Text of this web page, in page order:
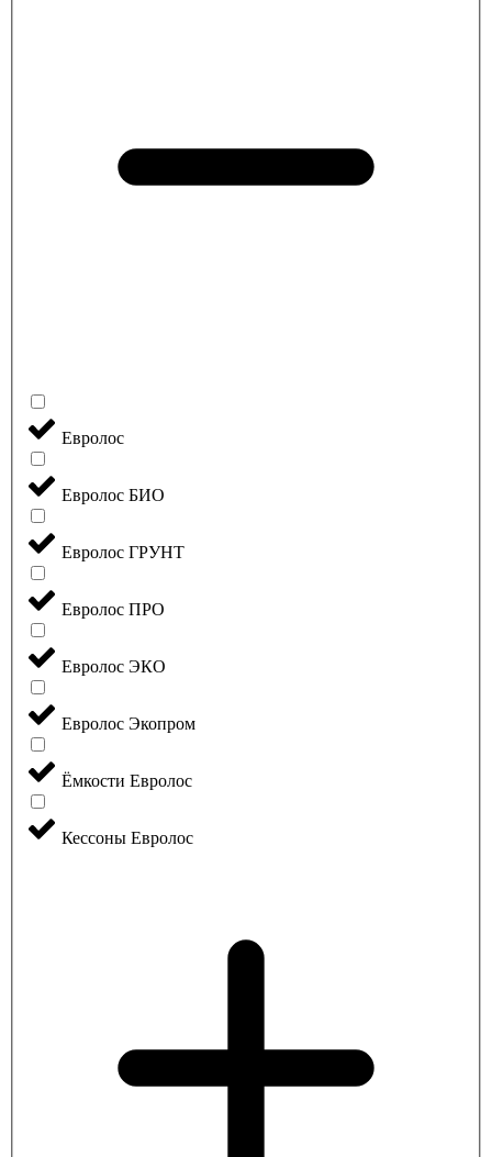
Евролос
Евролос БИО
Евролос ГРУНТ
Евролос ПРО
Евролос ЭКО
Евролос Экопром
Ёмкости Евролос
Кессоны Евролос